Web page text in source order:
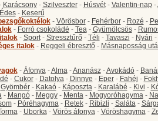
Karácsony- Szilveszter- Húsvét- Valentin-nap-
Édes- Keserű
- Vörösbor- Fehérbor- Rozé -
- Forró csokoládé - Tea- Gyümölcsös-
- Sport- Stressztűrő- Téli - Tavaszi - Nyári -
italok- Reggeli ébresztő- Másnaposság
- Áfonya-Alma-Ananász-Avokádó-
- Cukor- Datolya- Dinnye - Eper- Fahéj -
Gyömbér- Kakaó- Káposzta- Karalábé - Kivi -
- Mangó- Meggy- Menta- Mogyoróhagyma-
- Póréhagyma- Retek- Ribizli - Saláta-
- Uborka- Vörös áfonya- Vöröshagyma-